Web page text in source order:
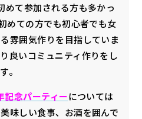
めて参加される方も多かっ
めての方でも初心者でも女
雰囲気作りを目指していま
良いコミュニティ作りをし
。
記念パーティーについては
味しい食事、お酒を囲んで